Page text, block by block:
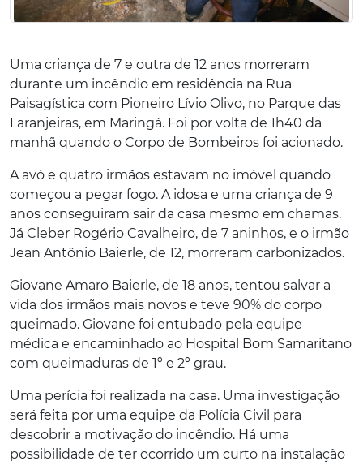
Uma criança de 7 e outra de 12 anos morreram
durante um incêndio em residência na Rua
Paisagística com Pioneiro Lívio Olivo, no Parque das
Laranjeiras, em Maringá. Foi por volta de 1h40 da
manhã quando o Corpo de Bombeiros foi acionado.
A avó e quatro irmãos estavam no imóvel quando
começou a pegar fogo. A idosa e uma criança de 9
anos conseguiram sair da casa mesmo em chamas.
Já Cleber Rogério Cavalheiro, de 7 aninhos, e o irmão
Jean Antônio Baierle, de 12, morreram carbonizados.
Giovane Amaro Baierle, de 18 anos, tentou salvar a
vida dos irmãos mais novos e teve 90% do corpo
queimado. Giovane foi entubado pela equipe
médica e encaminhado ao Hospital Bom Samaritano
com queimaduras de 1º e 2º grau.
Uma perícia foi realizada na casa. Uma investigação
será feita por uma equipe da Polícia Civil para
descobrir a motivação do incêndio. Há uma
possibilidade de ter ocorrido um curto na instalação